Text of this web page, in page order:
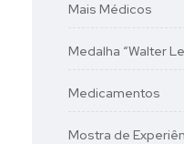
Mais Médicos
Medalha “Walter
Medicamentos
Mostra de